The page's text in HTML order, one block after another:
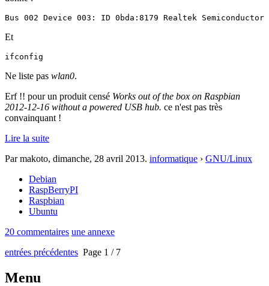
Bus 002 Device 003: ID 0bda:8179 Realtek Semiconductor
Et
ifconfig
Ne liste pas wlan0.
Erf !! pour un produit censé Works out of the box on Raspbian
2012-12-16 without a powered USB hub. ce n'est pas très
convainquant !
Lire la suite
Par makoto, dimanche, 28 avril 2013. informatique › GNU/Linux
Debian
RaspBerryPI
Raspbian
Ubuntu
20 commentaires une annexe
entrées précédentes Page 1 / 7
Menu